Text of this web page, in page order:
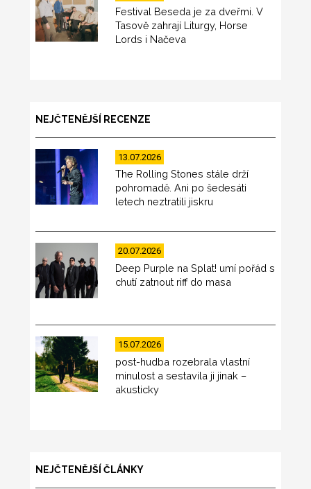
Festival Beseda je za dveřmi. V
Tasově zahrají Liturgy, Horse
Lords i Načeva
NEJČTENĚJŠÍ RECENZE
13.07.2026
The Rolling Stones stále drží
pohromadě. Ani po šedesáti
letech neztratili jiskru
20.07.2026
Deep Purple na Splat! umí pořád s
chutí zatnout riff do masa
15.07.2026
post-hudba rozebrala vlastní
minulost a sestavila ji jinak –
akusticky
NEJČTENĚJŠÍ ČLÁNKY